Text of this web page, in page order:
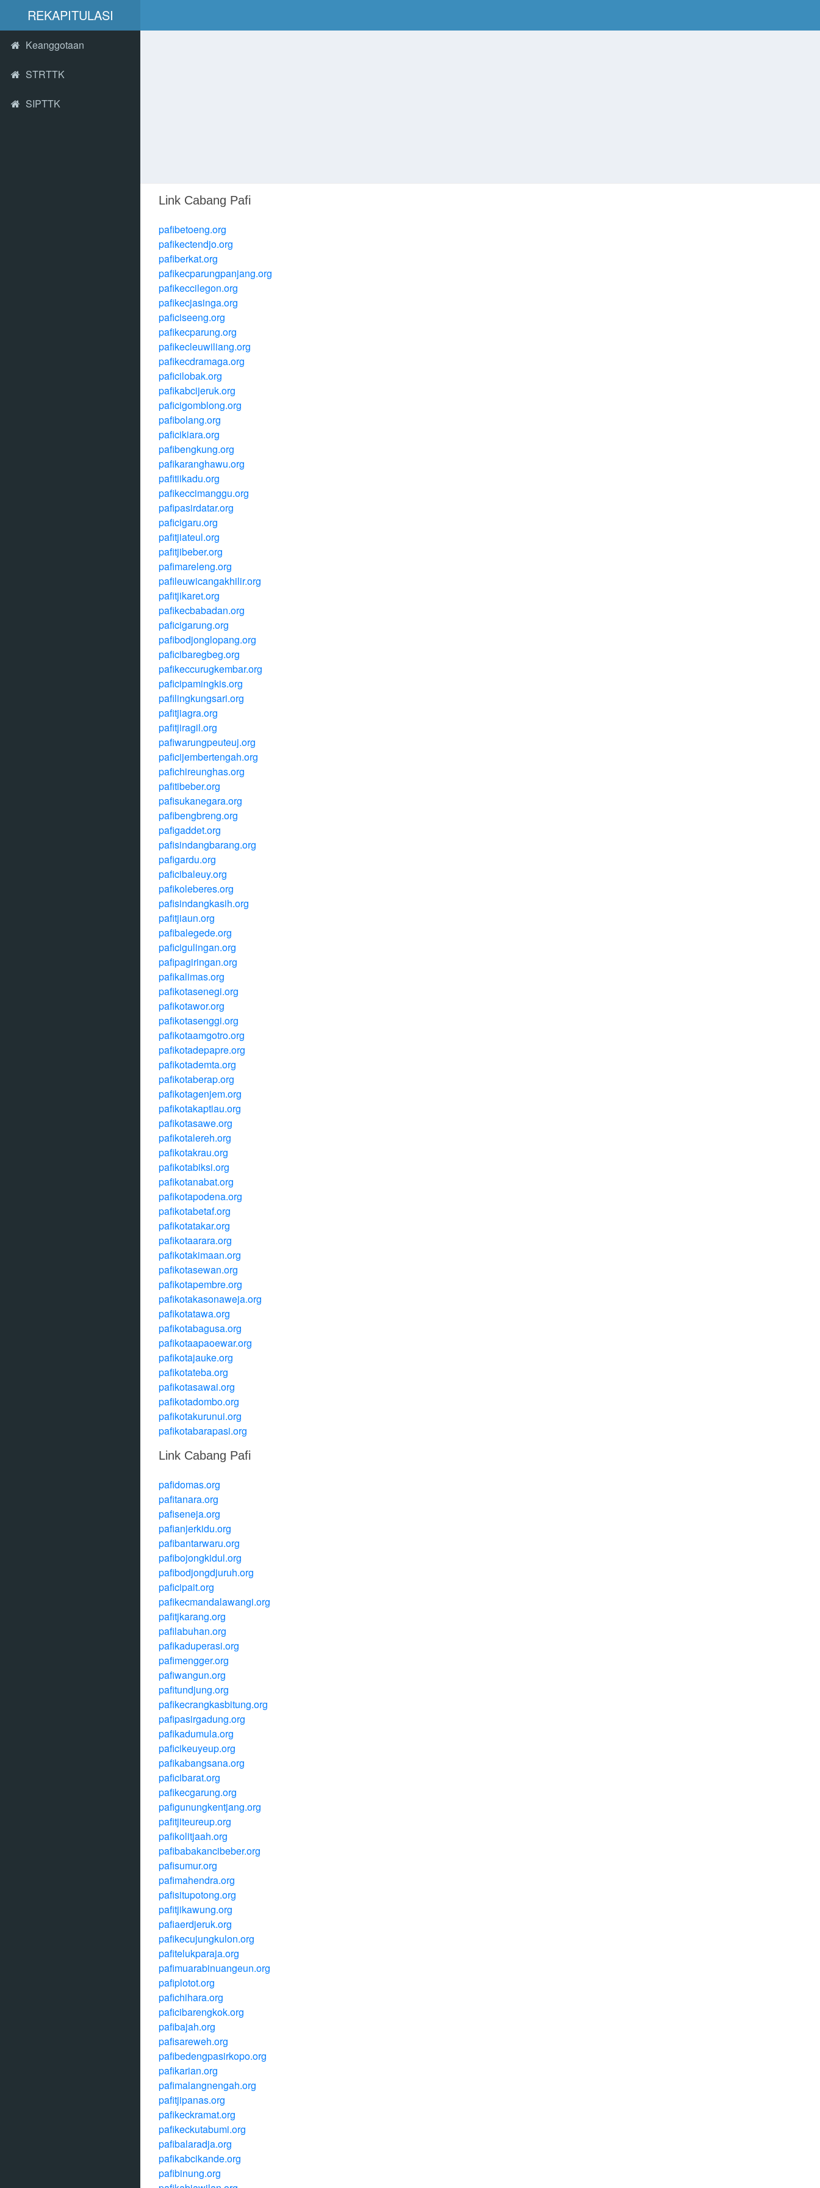
REKAPITULASI
Keanggotaan
STRTTK
SIPTTK
Link Cabang Pafi
pafibetoeng.org
pafikectendjo.org
pafiberkat.org
pafikecparungpanjang.org
pafikeccilegon.org
pafikecjasinga.org
paficiseeng.org
pafikecparung.org
pafikecleuwiliang.org
pafikecdramaga.org
paficilobak.org
pafikabcijeruk.org
paficigomblong.org
pafibolang.org
paficikiara.org
pafibengkung.org
pafikaranghawu.org
pafitiikadu.org
pafikeccimanggu.org
pafipasirdatar.org
paficigaru.org
pafitjiateul.org
pafitjibeber.org
pafimareleng.org
pafileuwicangakhilir.org
pafitjikaret.org
pafikecbabadan.org
paficigarung.org
pafibodjonglopang.org
paficibaregbeg.org
pafikeccurugkembar.org
paficipamingkis.org
pafilingkungsari.org
pafitjiagra.org
pafitjiragil.org
pafiwarungpeuteuj.org
paficijembertengah.org
pafichireunghas.org
pafitibeber.org
pafisukanegara.org
pafibengbreng.org
pafigaddet.org
pafisindangbarang.org
pafigardu.org
paficibaleuy.org
pafikoleberes.org
pafisindangkasih.org
pafitjiaun.org
pafibalegede.org
paficigulingan.org
pafipagiringan.org
pafikalimas.org
pafikotasenegi.org
pafikotawor.org
pafikotasenggi.org
pafikotaamgotro.org
pafikotadepapre.org
pafikotademta.org
pafikotaberap.org
pafikotagenjem.org
pafikotakaptiau.org
pafikotasawe.org
pafikotalereh.org
pafikotakrau.org
pafikotabiksi.org
pafikotanabat.org
pafikotapodena.org
pafikotabetaf.org
pafikotatakar.org
pafikotaarara.org
pafikotakimaan.org
pafikotasewan.org
pafikotapembre.org
pafikotakasonaweja.org
pafikotatawa.org
pafikotabagusa.org
pafikotaapaoewar.org
pafikotajauke.org
pafikotateba.org
pafikotasawai.org
pafikotadombo.org
pafikotakurunui.org
pafikotabarapasi.org
Link Cabang Pafi
pafidomas.org
pafitanara.org
pafiseneja.org
pafianjerkidu.org
pafibantarwaru.org
pafibojongkidul.org
pafibodjongdjuruh.org
paficipait.org
pafikecmandalawangi.org
pafitjkarang.org
pafilabuhan.org
pafikaduperasi.org
pafimengger.org
pafiwangun.org
pafitundjung.org
pafikecrangkasbitung.org
pafipasirgadung.org
pafikadumula.org
paficikeuyeup.org
pafikabangsana.org
paficibarat.org
pafikecgarung.org
pafigunungkentjang.org
pafitjiteureup.org
pafikolitjaah.org
pafibabakancibeber.org
pafisumur.org
pafimahendra.org
pafisitupotong.org
pafitjikawung.org
pafiaerdjeruk.org
pafikecujungkulon.org
pafitelukparaja.org
pafimuarabinuangeun.org
pafiplotot.org
pafichihara.org
paficibarengkok.org
pafibajah.org
pafisareweh.org
pafibedengpasirkopo.org
pafikarian.org
pafimalangnengah.org
pafitjipanas.org
pafikeckramat.org
pafikeckutabumi.org
pafibalaradja.org
pafikabcikande.org
pafibinung.org